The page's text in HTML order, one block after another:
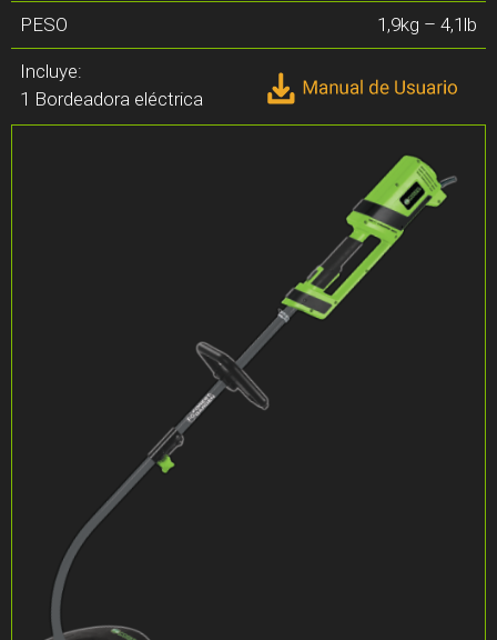
PESO 1,9kg – 4,1lb
Incluye:
1 Bordeadora eléctrica